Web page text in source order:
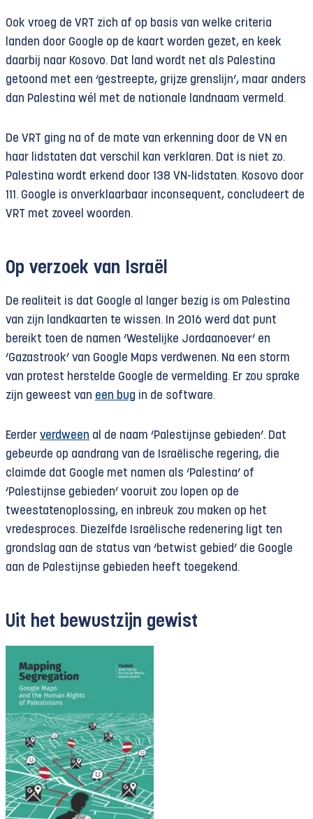
Ook vroeg de VRT zich af op basis van welke criteria
landen door Google op de kaart worden gezet, en keek
daarbij naar Kosovo. Dat land wordt net als Palestina
getoond met een ‘gestreepte, grijze grenslijn’, maar anders
dan Palestina wél met de nationale landnaam vermeld.
De VRT ging na of de mate van erkenning door de VN en
haar lidstaten dat verschil kan verklaren. Dat is niet zo.
Palestina wordt erkend door 138 VN-lidstaten. Kosovo door
111. Google is onverklaarbaar inconsequent, concludeert de
VRT met zoveel woorden.
Op verzoek van Israël
De realiteit is dat Google al langer bezig is om Palestina
van zijn landkaarten te wissen. In 2016 werd dat punt
bereikt toen de namen ‘Westelijke Jordaanoever’ en
‘Gazastrook’ van Google Maps verdwenen. Na een storm
van protest herstelde Google de vermelding. Er zou sprake
zijn geweest van een bug in de software.
Eerder verdween al de naam ‘Palestijnse gebieden’. Dat
gebeurde op aandrang van de Israëlische regering, die
claimde dat Google met namen als ‘Palestina’ of
‘Palestijnse gebieden’ vooruit zou lopen op de
tweestatenoplossing, en inbreuk zou maken op het
vredesproces. Diezelfde Israëlische redenering ligt ten
grondslag aan de status van ‘betwist gebied’ die Google
aan de Palestijnse gebieden heeft toegekend.
Uit het bewustzijn gewist